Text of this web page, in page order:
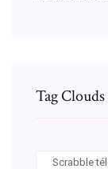
Tag Clouds
Scrabble